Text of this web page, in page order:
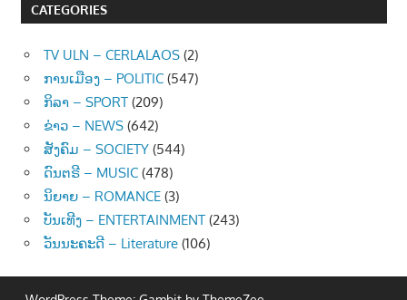
CATEGORIES
TV ULN – CERLALAOS (2)
ການເມືອງ – POLITIC (547)
ກິລາ – SPORT (209)
ຂ່າວ – NEWS (642)
ສັງຄົມ – SOCIETY (544)
ດົນຕຣີ – MUSIC (478)
ນິຍາຍ – ROMANCE (3)
ບັນເທີງ – ENTERTAINMENT (243)
ວັນນະຄະດີ – Literature (106)